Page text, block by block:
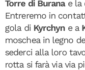
Torre di Buranae la
Entreremo in
gola di Kyrchyn e a
moschea in legno
sederci alla loro
rotta si farà via via